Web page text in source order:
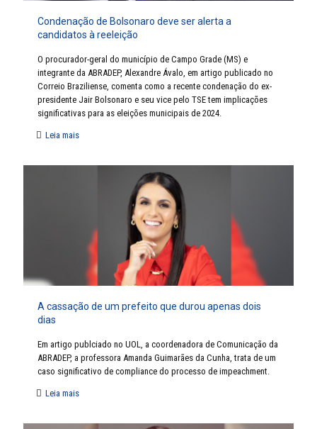
Condenação de Bolsonaro deve ser alerta a
candidatos à reeleição
O procurador-geral do município de Campo Grade (MS) e
integrante da ABRADEP, Alexandre Ávalo, em artigo publicado no
Correio Braziliense, comenta como a recente condenação do ex-
presidente Jair Bolsonaro e seu vice pelo TSE tem implicações
significativas para as eleições municipais de 2024.
Leia mais
A cassação de um prefeito que durou apenas dois
dias
Em artigo publciado no UOL, a coordenadora de Comunicação da
ABRADEP, a professora Amanda Guimarães da Cunha, trata de um
caso significativo de compliance do processo de impeachment.
Leia mais